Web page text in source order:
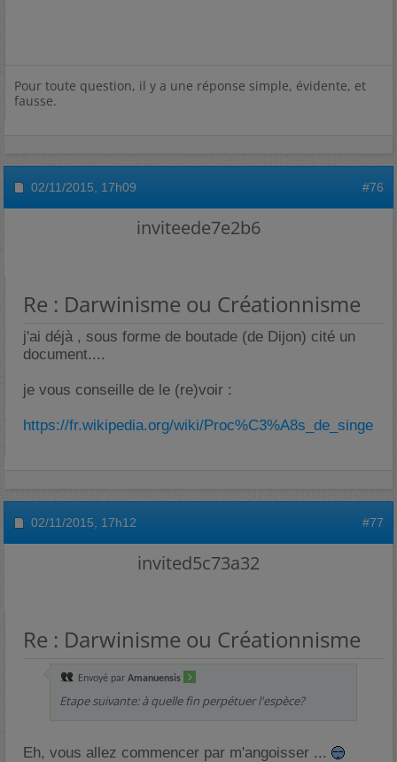
Pour toute question, il y a une réponse simple, évidente, et
fausse.
02/11/2015, 17h09 #76
inviteede7e2b6
Re : Darwinisme ou Créationnisme
j'ai déjà , sous forme de boutade (de Dijon) cité un
document....
je vous conseille de le (re)voir :
https://fr.wikipedia.org/wiki/Proc%C3%A8s_de_singe
02/11/2015, 17h12 #77
invited5c73a32
Re : Darwinisme ou Créationnisme
Envoyé par Amanuensis
Etape suivante: à quelle fin perpétuer l'espèce?
Eh, vous allez commencer par m'angoisser ...